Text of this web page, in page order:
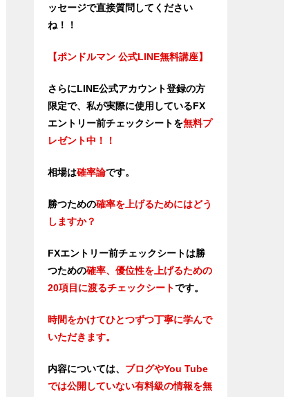
ッセージで直接質問してください
ね！！
【ポンドルマン 公式LINE無料講座】
さらにLINE公式アカウント登録の方
限定で、私が実際に使用しているFX
エントリー前チェックシートを無料プ
レゼント中！！
相場は確率論です。
勝つための確率を上げるためにはどう
しますか？
FXエントリー前チェックシートは勝
つための確率、優位性を上げるための
20項目に渡るチェックシートです。
時間をかけてひとつずつ丁寧に学んで
いただきます。
内容については、 ブログやYou Tube
では公開していない有料級の情報を無